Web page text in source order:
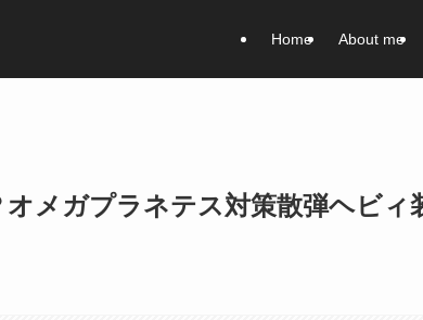
Home About me
オメガプラネテス対策散弾ヘビィ